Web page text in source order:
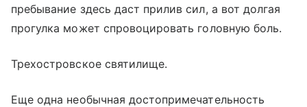
пребывание здесь даст прилив сил, а вот долгая
прогулка может спровоцировать головную боль.
Трехостровское святилище.
Еще одна необычная достопримечательность